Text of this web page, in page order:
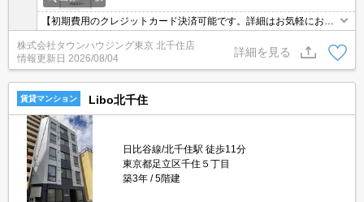
【初期費用のクレジットカード決済可能です。詳細はお気軽にお問
合せ下さい。】
株式会社タウンハウジング東京 北千住店
情報更新日 2026/08/04
詳細を見る
賃貸マンション Libo北千住
日比谷線/北千住駅 徒歩11分
東京都足立区千住５丁目
築3年
5階建